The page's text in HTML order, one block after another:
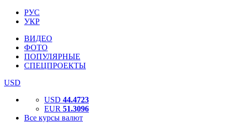
РУС
УКР
ВИДЕО
ФОТО
ПОПУЛЯРНЫЕ
СПЕЦПРОЕКТЫ
USD
USD 44.4723
EUR 51.3096
Все курсы валют